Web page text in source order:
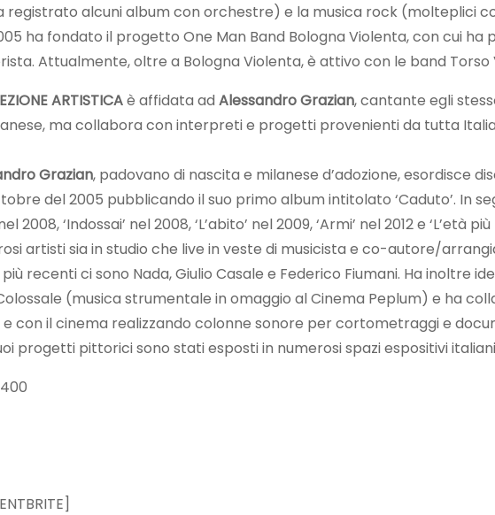
alcuni album con orchestre) e la musica rock (molteplici
ha fondato il progetto One Man Band Bologna Violenta, con cui ha
Attualmente, oltre a Bologna Violenta, è attivo con le band Torso
ARTISTICAè affidata ad Alessandro Grazian, cantante egli
ma collabora con interpreti e progetti provenienti da tutta
Grazian, padovano di nascita e milanese d’adozione, esordisce
del 2005 pubblicando il suo primo album intitolato ‘Caduto’. In
2008, ‘Indossai’ nel 2008, ‘L’abito’ nel 2009, ‘Armi’ nel 2012 e
artisti sia in studio che live in veste di musicista e co-autore/
recenti ci sono Nada, Giulio Casale e Federico Fiumani. Ha inoltre
(musica strumentale in omaggio al Cinema Peplum) e ha
con il cinema realizzando colonne sonore per cortometraggi e
progetti pittorici sono stati esposti in numerosi spazi espositivi italiani
400